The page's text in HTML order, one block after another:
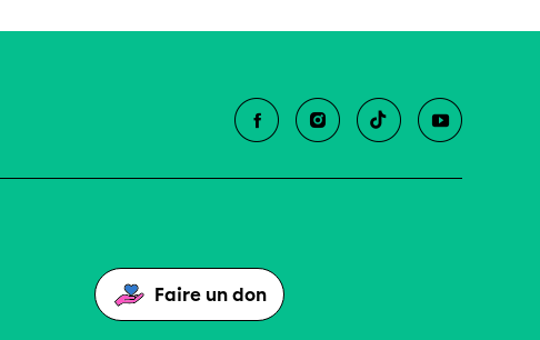
Faire un don